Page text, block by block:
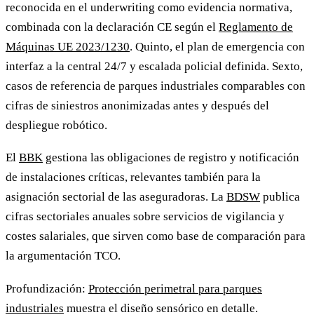
reconocida en el underwriting como evidencia normativa,
combinada con la declaración CE según el Reglamento de
Máquinas UE 2023/1230. Quinto, el plan de emergencia con
interfaz a la central 24/7 y escalada policial definida. Sexto,
casos de referencia de parques industriales comparables con
cifras de siniestros anonimizadas antes y después del
despliegue robótico.
El BBK gestiona las obligaciones de registro y notificación
de instalaciones críticas, relevantes también para la
asignación sectorial de las aseguradoras. La BDSW publica
cifras sectoriales anuales sobre servicios de vigilancia y
costes salariales, que sirven como base de comparación para
la argumentación TCO.
Profundización: Protección perimetral para parques
industriales muestra el diseño sensórico en detalle.